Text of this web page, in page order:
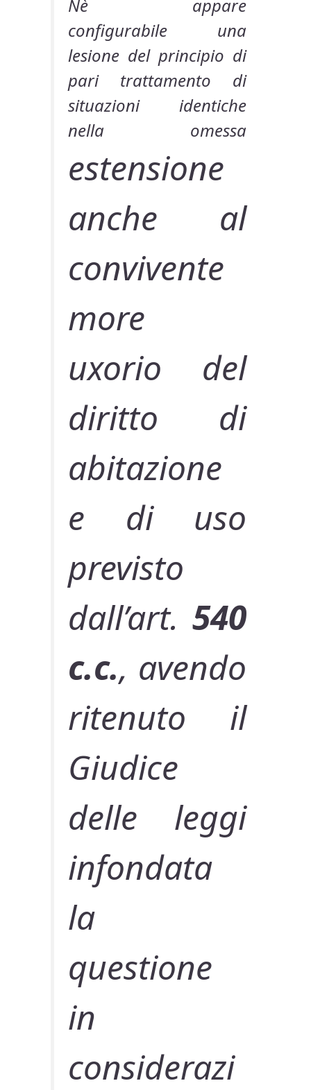
Nè appare
configurabile una
lesione del principio di
pari trattamento di
situazioni identiche
nella omessa
estensione
anche al
convivente
more
uxorio del
diritto di
abitazione
e di uso
previsto
dall’art. 540
c.c., avendo
ritenuto il
Giudice
delle leggi
infondata
la
questione
in
considerazi